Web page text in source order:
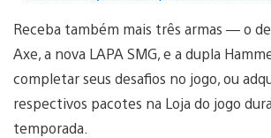
Receba também mais três armas — o
Axe, a nova LAPA SMG, e a dupla
completar seus desafios no jogo, ou
respectivos pacotes na Loja do jogo
temporada.